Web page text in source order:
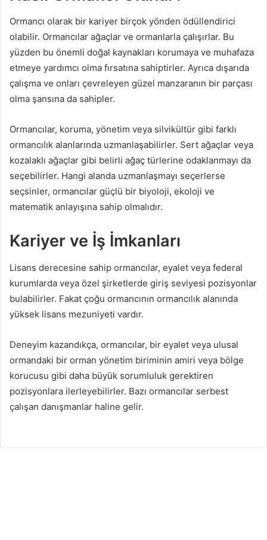
Ormancı olarak bir kariyer birçok yönden ödüllendirici
olabilir. Ormancılar ağaçlar ve ormanlarla çalışırlar. Bu
yüzden bu önemli doğal kaynakları korumaya ve muhafaza
etmeye yardımcı olma fırsatına sahiptirler. Ayrıca dışarıda
çalışma ve onları çevreleyen güzel manzaranın bir parçası
olma şansına da sahipler.
Ormancılar, koruma, yönetim veya silvikültür gibi farklı
ormancılık alanlarında uzmanlaşabilirler. Sert ağaçlar veya
kozalaklı ağaçlar gibi belirli ağaç türlerine odaklanmayı da
seçebilirler. Hangi alanda uzmanlaşmayı seçerlerse
seçsinler, ormancılar güçlü bir biyoloji, ekoloji ve
matematik anlayışına sahip olmalıdır.
Kariyer ve İş İmkanları
Lisans derecesine sahip ormancılar, eyalet veya federal
kurumlarda veya özel şirketlerde giriş seviyesi pozisyonlar
bulabilirler. Fakat çoğu ormancının ormancılık alanında
yüksek lisans mezuniyeti vardır.
Deneyim kazandıkça, ormancılar, bir eyalet veya ulusal
ormandaki bir orman yönetim biriminin amiri veya bölge
korucusu gibi daha büyük sorumluluk gerektiren
pozisyonlara ilerleyebilirler. Bazı ormancılar serbest
çalışan danışmanlar haline gelir.